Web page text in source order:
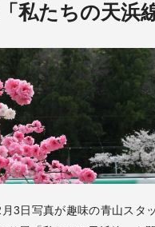
私たちの天浜線
3日写真が趣味の青山スタ